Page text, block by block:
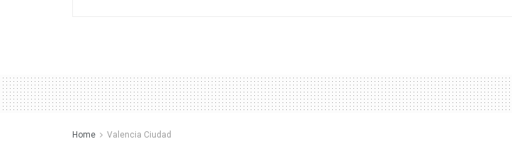
Home Valencia Ciudad